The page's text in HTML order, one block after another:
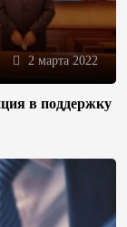
2 марта 2022
в поддержку